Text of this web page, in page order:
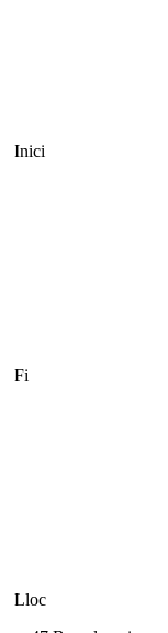
Inici
Fi
Lloc